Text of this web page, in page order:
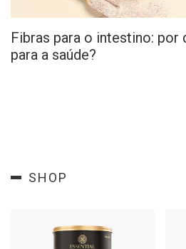
Fibras para o intestino: por
para a saúde?
SHOP